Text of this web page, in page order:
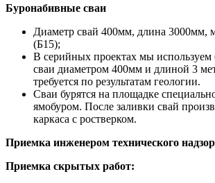
Буронабивные сваи
Диаметр свай 400мм, длина 3000мм,
(Б15);
В серийных проектах мы используем
сваи диаметром 400мм и длиной 3
требуется по результатам геологии.
Сваи бурятся на площадке
ямобуром. После заливки свай
каркаса с ростверком.
Приемка инженером технического
Приемка скрытых работ: